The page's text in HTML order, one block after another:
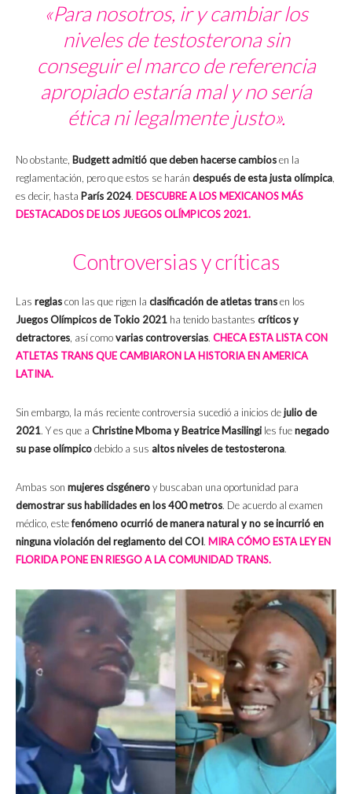
«Para nosotros, ir y cambiar los
niveles de testosterona sin
conseguir el marco de referencia
apropiado estaría mal y no sería
ética ni legalmente justo».
No obstante, Budgett admitió que deben hacerse cambiosen la
reglamentación, pero que estos se harán después de esta justa olímpica,
es decir, hasta París 2024. DESCUBRE A LOS MEXICANOS MÁS
DESTACADOS DE LOS JUEGOS OLÍMPICOS 2021.
Controversias y críticas
Las reglascon las que rigen la clasificación de atletas transen los
Juegos Olímpicos de Tokio 2021 ha tenido bastantes críticos y
detractores, así comovarias controversias. CHECA ESTA LISTA CON
ATLETAS TRANS QUE CAMBIARON LA HISTORIA EN AMERICA
LATINA.
Sin embargo, la más reciente controversia sucedió a inicios dejulio de
2021. Y es que a Christine Mboma y Beatrice Masilingi les fuenegado
su pase olímpicodebido a sus altos niveles de testosterona.
Ambas son mujeres cisgéneroy buscaban una oportunidad para
demostrar sus habilidades en los 400 metros. De acuerdo al examen
médico, estefenómeno ocurrió de manera natural y no se incurrió en
ninguna violación del reglamento del COI. MIRA CÓMO ESTA LEY EN
FLORIDA PONE EN RIESGO A LA COMUNIDAD TRANS.